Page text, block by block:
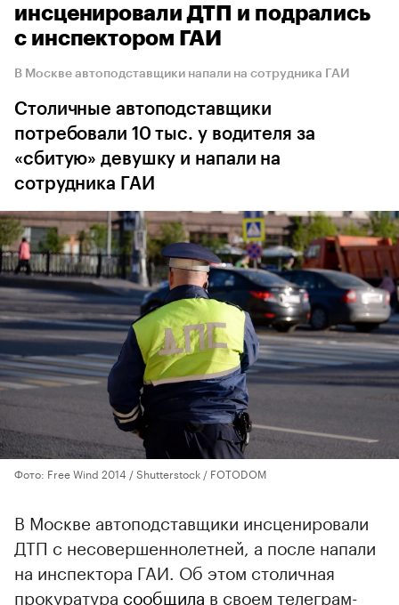
инсценировали ДТП и подрались
с инспектором ГАИ
В Москве автоподставщики напали на сотрудника ГАИ
Столичные автоподставщики
потребовали 10 тыс. у водителя за
«сбитую» девушку и напали на
сотрудника ГАИ
Фото: Free Wind 2014 / Shutterstock / FOTODOM
В Москве автоподставщики инсценировали
ДТП с несовершеннолетней, а после напали
на инспектора ГАИ. Об этом столичная
прокуратура сообщила в своем телеграм-